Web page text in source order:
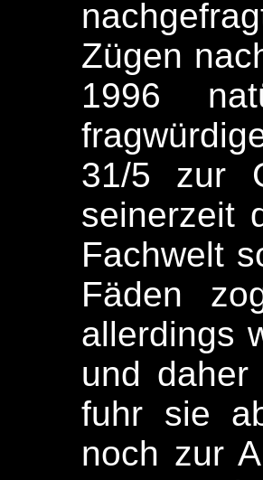
Zügen
1996
31/5 zur
seinerzeit
Fachwelt
Fäden
allerdings
und daher
fuhr sie
noch zur